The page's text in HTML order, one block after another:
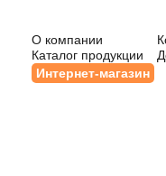
О компании
Каталог продукции
Интернет-магазин